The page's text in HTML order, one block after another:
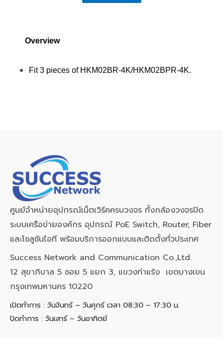
Overview
Fit 3 pieces of HKM02BR-4K/HKM02BPR-4K.
ศูนย์จำหน่ายอุปกรณ์เน็ตเวิร์คครบวงจร ทั้งกล้องวงจรปิด
ระบบเครือข่ายองค์กร อุปกรณ์ PoE Switch, Router, Fiber
และโซลูชันไอที พร้อมบริการออกแบบและติดตั้งทั่วประเทศ
Success Network and Communication Co.,Ltd.
12 สุขาภิบาล 5 ซอย 5 แยก 3, แขวงท่าแร้ง เขตบางเขน
กรุงเทพมหานคร 10220
เปิดทำการ : วันจันทร์ – วันศุกร์ เวลา 08:30 – 17:30 น.
ปิดทำการ : วันเสาร์ – วันอาทิตย์